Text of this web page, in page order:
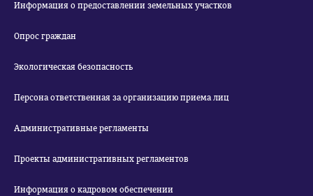
Информация о предоставлении земельных участков
Опрос граждан
Экологическая безопасность
Персона ответственная за организацию приема лиц
Административные регламенты
Проекты административных регламентов
Информация о кадровом обеспечении